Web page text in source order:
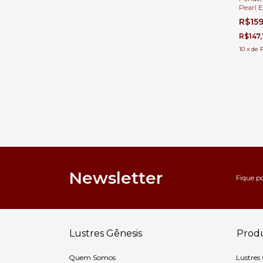
Pearl
10 x de
Newsletter Fique
Lustres Gênesis
Quem Somos Lustres